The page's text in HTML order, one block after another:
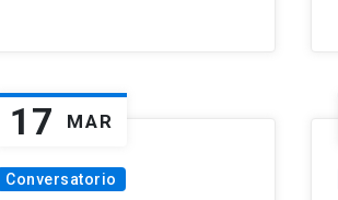
17 MAR
Conversatorio